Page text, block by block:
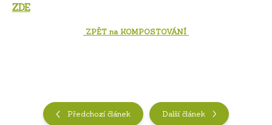
ZDE
ZPĚT na KOMPOSTOVÁNÍ
Předchozí článek Další článek